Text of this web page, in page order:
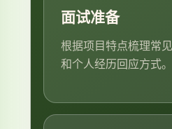
面试准备
根据项目特点梳理常
和个人经历回应方式。